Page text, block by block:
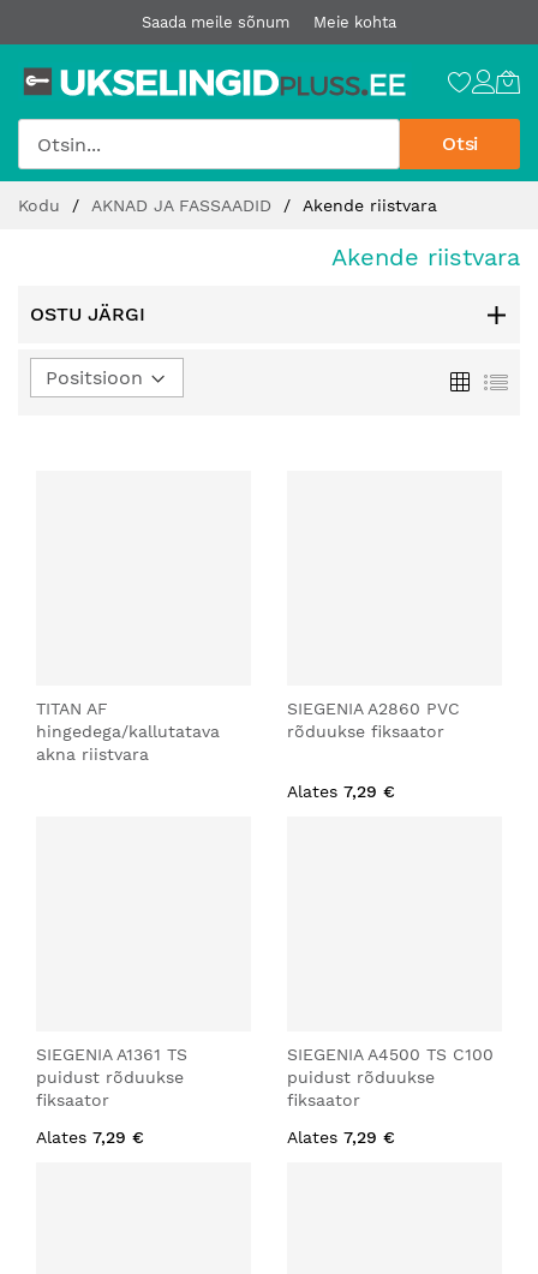
Saada meile sõnum Meie kohta
Otsi
sisu
Kodu AKNAD JA FASSAADID Akende riistvara
Akende riistvara
OSTU JÄRGI
TITAN AF
hingedega/kallutatava
akna riistvara
SIEGENIA A2860 PVC
rõduukse fiksaator
Alates 7,29 €
SIEGENIA A1361 TS
puidust rõduukse
fiksaator
Alates 7,29 €
SIEGENIA A4500 TS C100
puidust rõduukse
fiksaator
Alates 7,29 €